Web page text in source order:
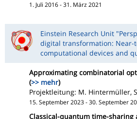
1. Juli 2016 - 31. März 2021
Einstein Research Unit
digital transformation: Near-
computational devices and
Approximating combinatorial
(>> mehr)
Projektleitung: M. Hintermüller,
15. September 2023 - 30. September
Classical-quantum time-sharing